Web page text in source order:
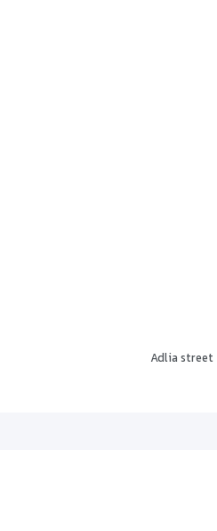
Adlia street